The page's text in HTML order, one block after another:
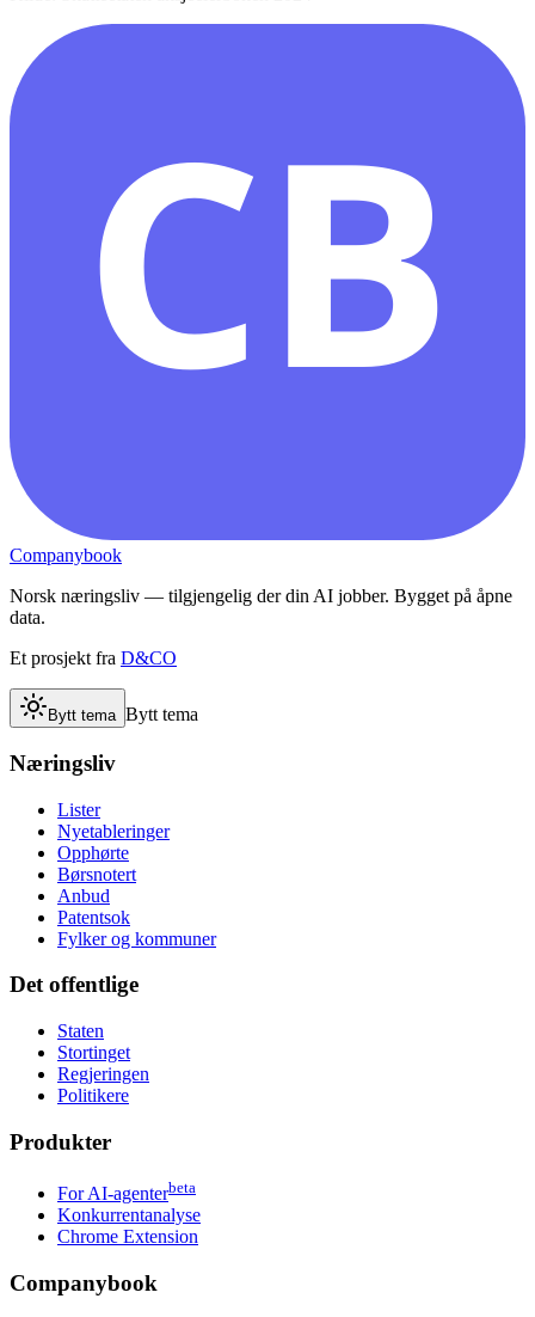
CB
Companybook
Norsk næringsliv — tilgjengelig der din AI jobber. Bygget på åpne
data.
Et prosjekt fra D&CO
Bytt tema Bytt tema
Næringsliv
Lister
Nyetableringer
Opphørte
Børsnotert
Anbud
Patentsok
Fylker og kommuner
Det offentlige
Staten
Stortinget
Regjeringen
Politikere
Produkter
For AI-agenterbeta
Konkurrentanalyse
Chrome Extension
Companybook